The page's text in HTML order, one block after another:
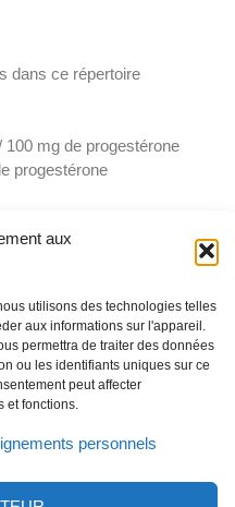
aux
utilisons des technologies telles
aux informations sur l'appareil.
permettra de traiter des données
ou les identifiants uniques sur ce
peut affecter
et fonctions.
personnels
dans ce répertoire
100 mg de progestérone
progestérone